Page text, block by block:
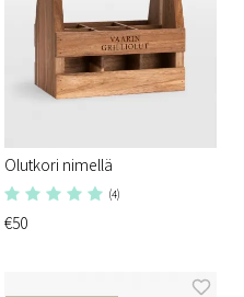
Olutkori nimellä
(4)
€50